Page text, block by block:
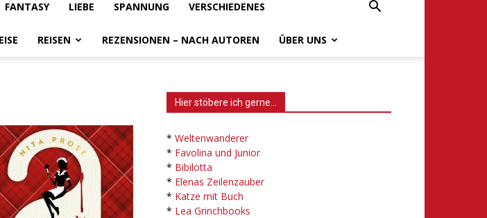
FANTASY LIEBE SPANNUNG VERSCHIEDENES
REISEN REZENSIONEN – NACH AUTOREN ÜBER UNS
Hier stöbere ich gerne…
* Weltenwanderer
* Favolina und Junior
* Bibilotta
* Elenas Zeilenzauber
* Katze mit Buch
* Lea Grinchbooks